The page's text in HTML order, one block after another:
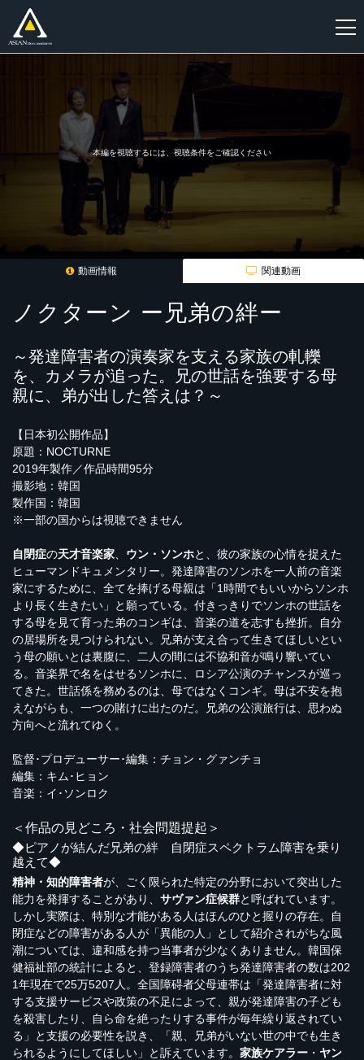
本編を視聴するには、視聴条件をご確認ください
動画情報 関連動画
ノクターン ー兄弟の絆ー
～発達障害者の演奏家を支える家族の軋轢
を、カメラが追った。兄の世話を強要する母
親に、弟が出した答えは？～
【日本初公開作品】
原題：NOCTURNE
2019年製作／作品時間95分
撮影地：韓国
製作国：韓国
※一部の国からは視聴できません
自閉症の天才音楽家 ウン・ソンホと、彼の家族の心情を捉えた
ヒューマンドキュメンタリー。発達障害のソンホを一人前の音楽
家にするために、全てを捧げる母親は「1時間でもいいからソンホ
より長く生きたい」と願っている。付きっきりでソンホの世話を
する母を見て育った弟のコンギは、音楽の道を志すも挫折。自分
の居場所を見つけられない。兄弟が支え合って生きてほしいとい
う母の願いとは裏腹に、二人の間には不協和音が鳴り響いてい
る。音楽界で名をはせるソンホに、ロシア公演のチャンスが巡っ
てきた。世話係を務めるのは、母ではなくコンギ。母は不安を抱
えながらも、一つの賭けに出たのだ。兄弟の公演旅行は、思わぬ
方向へと流れてゆく。
監督･プロデューサー･編集：チョン・グァンチョ
編集：キム･ヒョン
音楽：イ･ソンロク
＜作品の見どころ・社会問題提起＞
◆ピアノが結んだ兄弟の絆 自閉症スペクトラム障害を乗り
越えて◆
精神・知的障害者が、ごく限られた特定の分野において突出した
能力を発揮することがあり、 サヴァン症候群と呼ばれています。
しかし実際は、特別な才能がある人はほんのひと握りの存在。自
閉症などの障害がある人が「異能の人」として紹介されがちな風
潮については、違和感を持つ当事者が少なくありません。韓国保
健福祉部の統計によると、登録障害者のうち発達障害者の数は202
1年現在で25万5207人。全国障碍者父母連帯は「発達障害者に対
する支援サービスや政策の不足によって、親が発達障害の子ども
を殺害したり、自ら命を絶ったりする事件が毎年繰り返されてい
る」と支援の必要性を説き、「親、兄弟がいない世の中でも生き
られるようにしてほしい」と訴えています。 家族ケアラー ・ ヤン